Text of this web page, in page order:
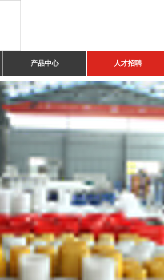
产品中心 人才招聘